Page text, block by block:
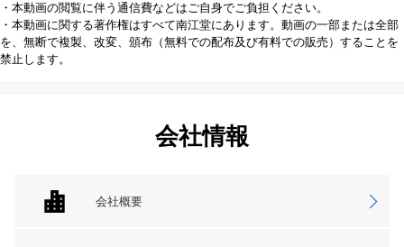
・本動画の閲覧に伴う通信費などはご自身でご負担ください。
・本動画に関する著作権はすべて南江堂にあります。動画の一部または全部
を、無断で複製、改変、頒布（無料での配布及び有料での販売）することを
禁止します。
会社情報
会社概要